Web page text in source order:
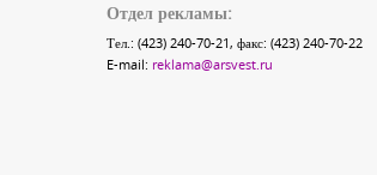
Отдел рекламы:
Тел.: (423) 240-70-21, факс: (423) 240-70-22
E-mail: reklama@arsvest.ru